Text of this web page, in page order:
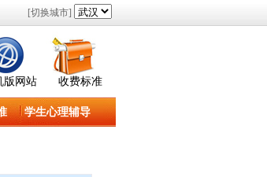
[切换城市]
版网站 收费标准
学生心理辅导